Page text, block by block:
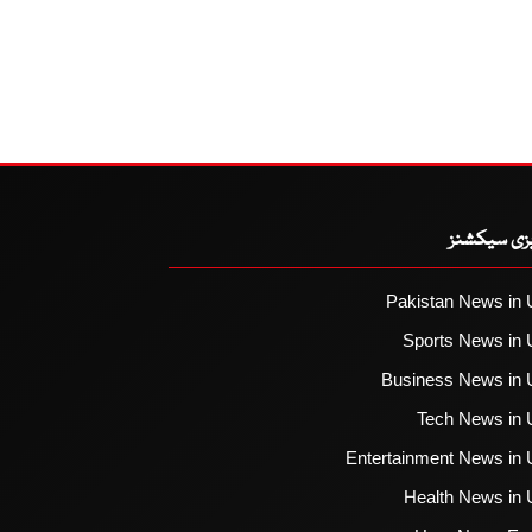
سیکشنز
Pakistan News in
Sports News in
Business News in
Tech News in
Entertainment News in
Health News in